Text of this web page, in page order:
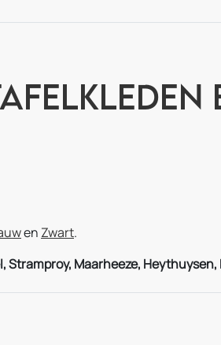
en Zwart.
Maarheeze, Heythuysen,